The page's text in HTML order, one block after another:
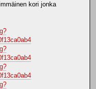
kori jonka